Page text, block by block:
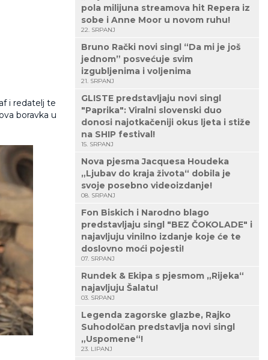
i redatelj te
boravka u
pola milijuna streamova hit Repera iz
sobe i Anne Moor u novom ruhu!
22. SRPANJ
Bruno Rački novi singl “Da mi je još
jednom” posvećuje svim
izgubljenima i voljenima
21. SRPANJ
GLISTE predstavljaju novi singl
"Paprika": Viralni slovenski duo
donosi najotkačeniji okus ljeta i stiže
na SHIP festival!
15. SRPANJ
Nova pjesma Jacquesa Houdeka
„Ljubav do kraja života“ dobila je
svoje posebno videoizdanje!
08. SRPANJ
Fon Biskich i Narodno blago
predstavljaju singl "BEZ ČOKOLADE" i
najavljuju vinilno izdanje koje će te
doslovno moći pojesti!
07. SRPANJ
Rundek & Ekipa s pjesmom „Rijeka“
najavljuju Šalatu!
03. SRPANJ
Legenda zagorske glazbe, Rajko
Suhodolčan predstavlja novi singl
„Uspomene“!
23. LIPANJ